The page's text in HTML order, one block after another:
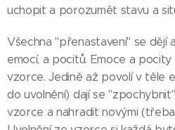
uchopit a porozumět stavu a
Všechna "přenastavení" se dějí
emocí, a pocitů. Emoce a
vzorce. Jedině až povolí v těle
do uvolnění) dají se
vzorce a nahradit novými